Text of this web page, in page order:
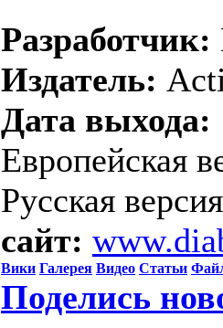
Разработчик:
Издатель:
Дата выхода:
Европейская
Русская
сайт:
Вики Галерея Видео Статьи
Поделись